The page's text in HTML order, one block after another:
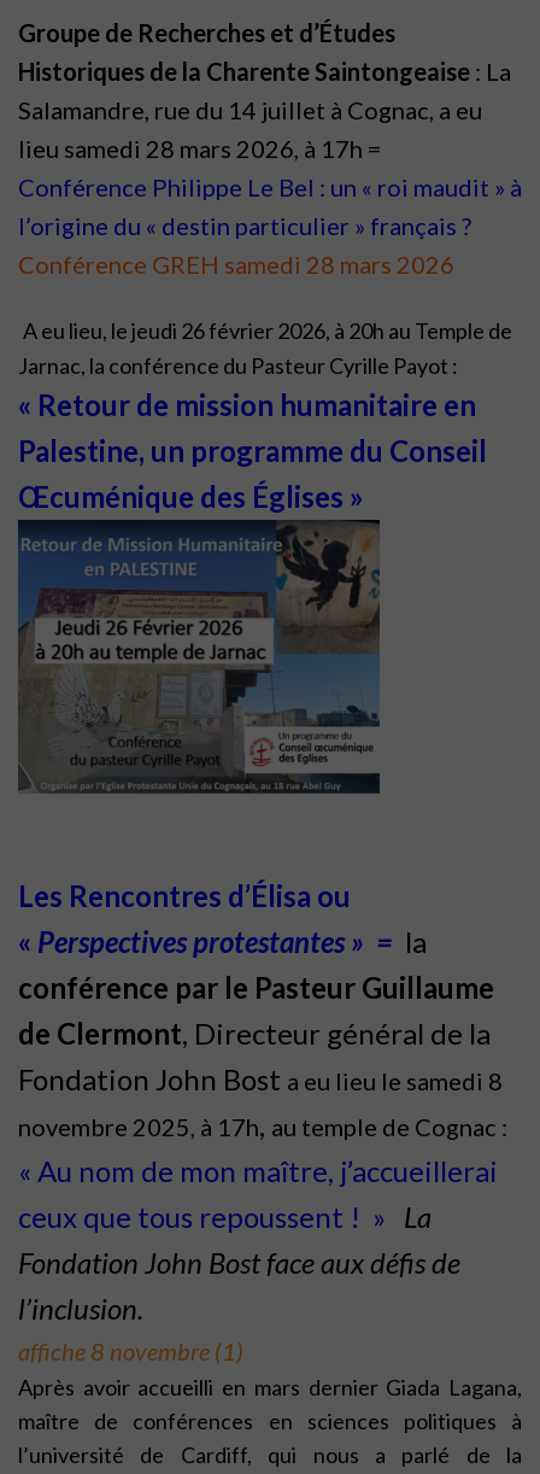
Groupe de Recherches et d’Études
Historiques de la Charente Saintongeaise : La
Salamandre, rue du 14 juillet à Cognac, a eu
lieu samedi 28 mars 2026, à 17h =
Conférence Philippe Le Bel : un « roi maudit » à
l’origine du « destin particulier » français ?
Conférence GREH samedi 28 mars 2026
A eu lieu, le jeudi 26 février 2026, à 20h au Temple de
Jarnac, la conférence du Pasteur Cyrille Payot :
« Retour de mission humanitaire en
Palestine, un programme du Conseil
Œcuménique des Églises »
Les Rencontres d’Élisa ou
« Perspectives protestantes » = la
conférence par le Pasteur Guillaume
de Clermont, Directeur général de la
Fondation John Bost a eu lieu le samedi 8
novembre 2025, à 17h, au temple de Cognac :
« Au nom de mon maître, j’accueillerai
ceux que tous repoussent ! » La
Fondation John Bost face aux défis de
l’inclusion.
affiche 8 novembre (1)
Après avoir accueilli en mars dernier Giada Lagana,
maître de conférences en sciences politiques à
l’université de Cardiff, qui nous a parlé de la